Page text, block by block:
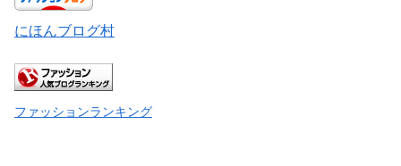
にほんブログ村
ファッションランキング